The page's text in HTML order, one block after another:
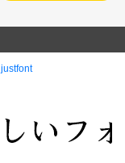
justfont